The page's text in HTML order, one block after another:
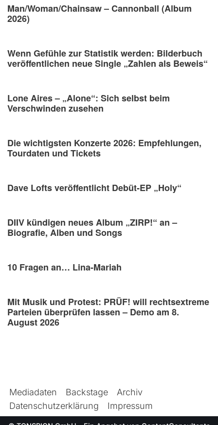
Man/Woman/Chainsaw – Cannonball (Album
2026)
Wenn Gefühle zur Statistik werden: Bilderbuch
veröffentlichen neue Single „Zahlen als Beweis“
Lone Aires – „Alone“: Sich selbst beim
Verschwinden zusehen
Die wichtigsten Konzerte 2026: Empfehlungen,
Tourdaten und Tickets
Dave Lofts veröffentlicht Debüt-EP „Holy“
DIIV kündigen neues Album „ZIRP!“ an –
Biografie, Alben und Songs
10 Fragen an… Lina-Mariah
Mit Musik und Protest: PRÜF! will rechtsextreme
Parteien überprüfen lassen – Demo am 8.
August 2026
Mediadaten Backstage
Archiv
Datenschutzerklärung
Impressum